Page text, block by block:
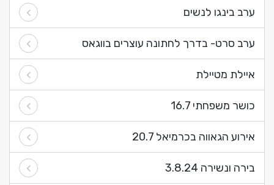
ערב בינגו לנשים
ערב סרט- בדרך לחתונה עוצרים בווגאס
איילת מטיילת
כושר משפחתי 16.7
אירוע הגאווה בכרמיאל 20.7
בירה ונשירה 3.8.24